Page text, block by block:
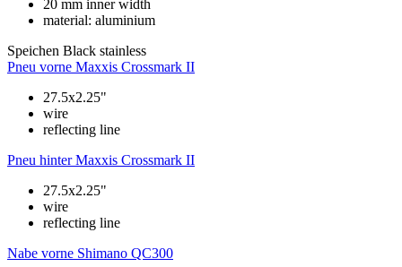
20 mm inner width
material: aluminium
Speichen Black stainless
Pneu vorne Maxxis Crossmark II
27.5x2.25"
wire
reflecting line
Pneu hinter Maxxis Crossmark II
27.5x2.25"
wire
reflecting line
Nabe vorne Shimano QC300